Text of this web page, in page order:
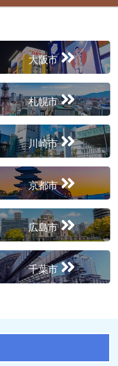
大阪市
札幌市
川崎市
京都市
広島市
千葉市